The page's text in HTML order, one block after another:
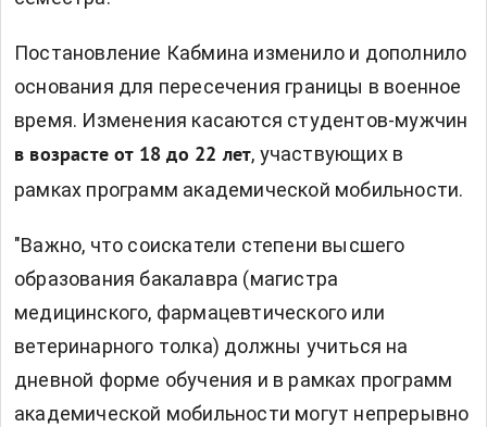
Постановление Кабмина изменило и дополнило
основания для пересечения границы в военное
время. Изменения касаются студентов-мужчин
в возрасте от 18 до 22 лет, участвующих в
рамках программ академической мобильности.
"Важно, что соискатели степени высшего
образования бакалавра (магистра
медицинского, фармацевтического или
ветеринарного толка) должны учиться на
дневной форме обучения и в рамках программ
академической мобильности могут непрерывно